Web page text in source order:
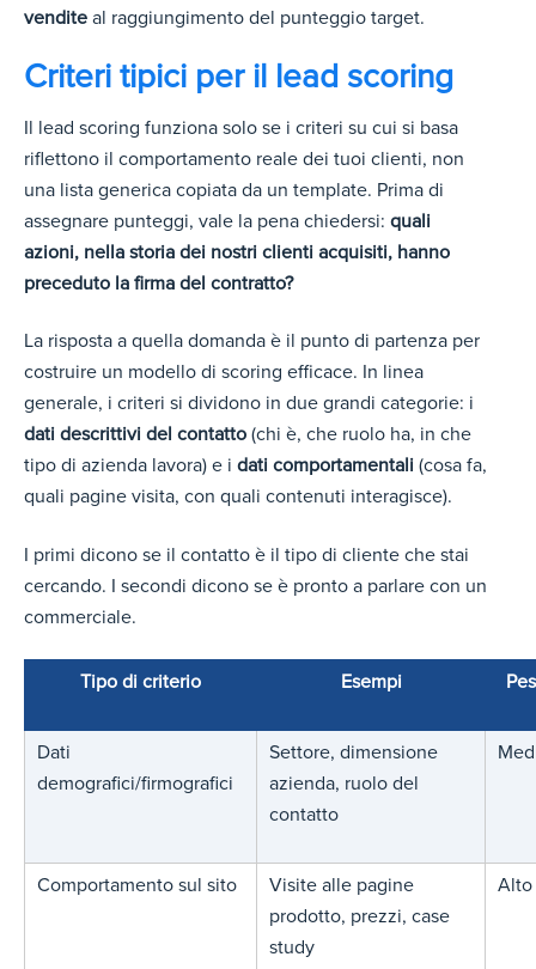
vendite al raggiungimento del punteggio target.
Criteri tipici per il lead scoring
Il lead scoring funziona solo se i criteri su cui si basa
riflettono il comportamento reale dei tuoi clienti, non
una lista generica copiata da un template. Prima di
assegnare punteggi, vale la pena chiedersi: quali
azioni, nella storia dei nostri clienti acquisiti, hanno
preceduto la firma del contratto?
La risposta a quella domanda è il punto di partenza per
costruire un modello di scoring efficace. In linea
generale, i criteri si dividono in due grandi categorie: i
dati descrittivi del contatto (chi è, che ruolo ha, in che
tipo di azienda lavora) e i dati comportamentali (cosa fa,
quali pagine visita, con quali contenuti interagisce).
I primi dicono se il contatto è il tipo di cliente che stai
cercando. I secondi dicono se è pronto a parlare con un
commerciale.
Tipo di criterio Esempi
Dati
demografici/firmografici
Settore, dimensione
azienda, ruolo del
contatto
Comportamento sul sito
Visite alle pagine
prodotto, prezzi, case
study
Alto